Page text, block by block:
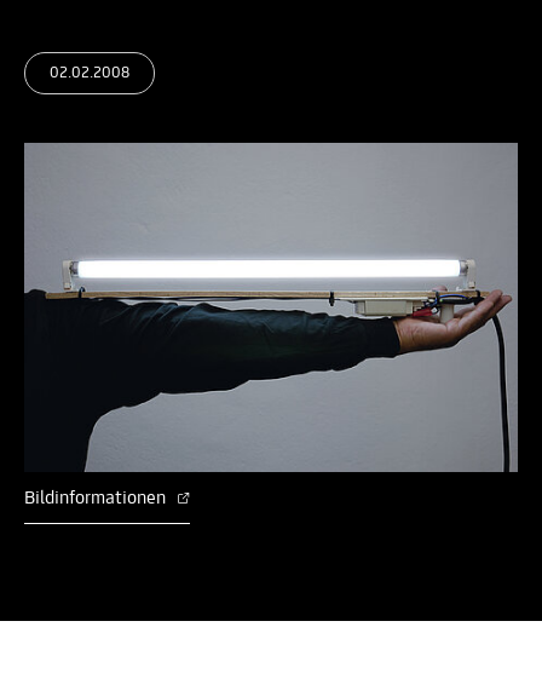
02.02.2008
Bildinformationen